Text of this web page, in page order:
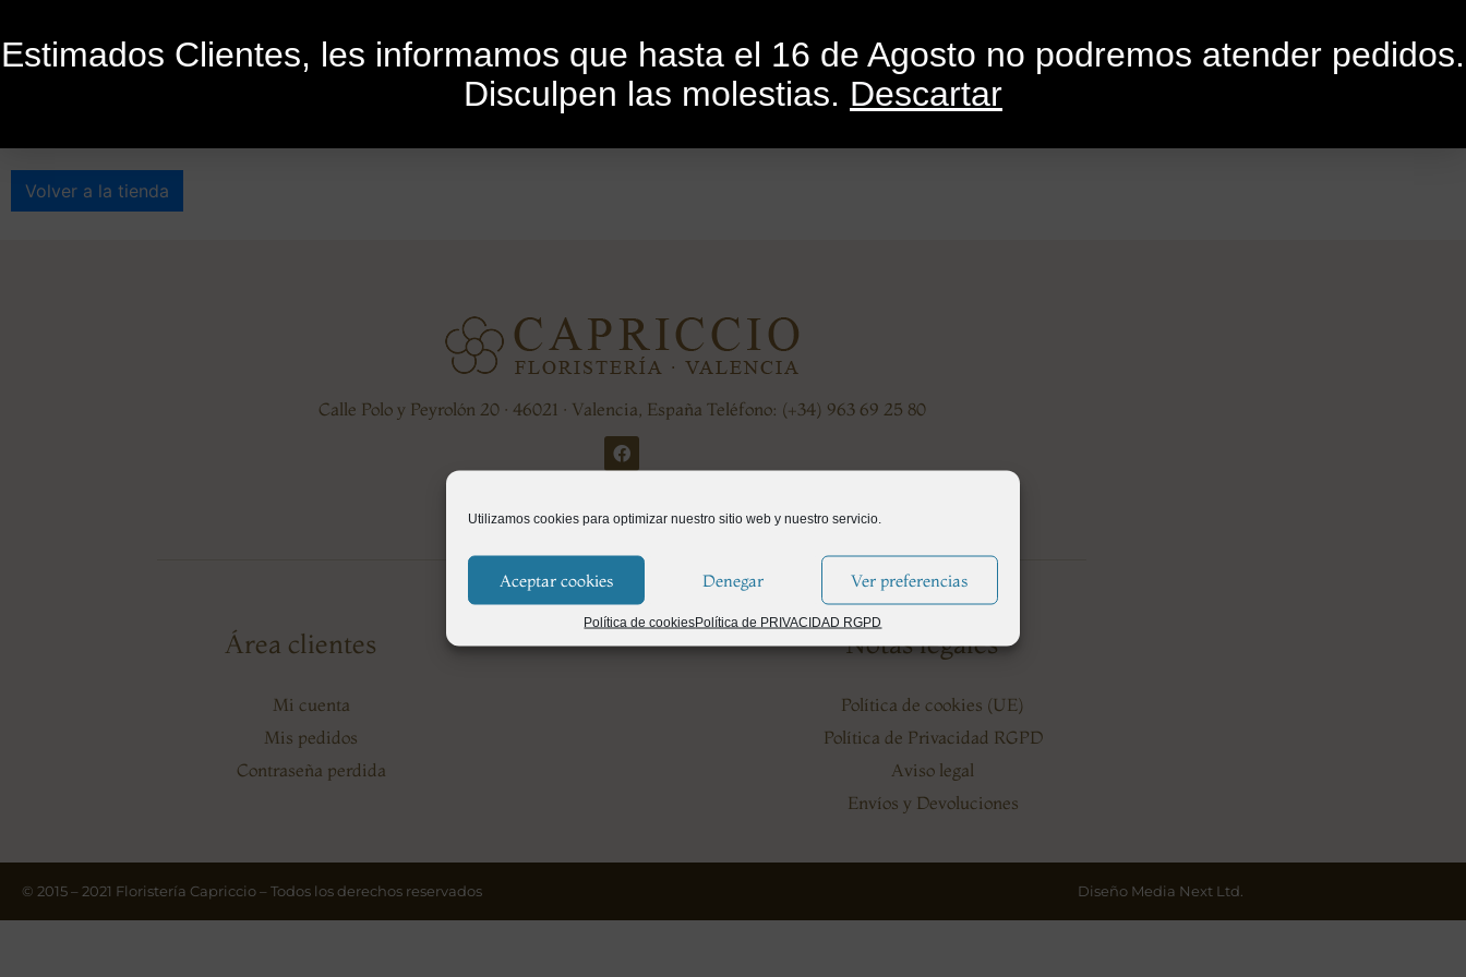
Utilizamos cookies para optimizar nuestro sitio web y nuestro servicio.
Aceptar cookies Denegar Ver preferencias
Política de cookiesPolítica de PRIVACIDAD RGPD
Estimados Clientes, les informamos que hasta el 16 de Agosto no podremos atender pedidos.
Disculpen las molestias. Descartar
Volver a la tienda
Calle Polo y Peyrolón 20 · 46021 · Valencia, España Teléfono: (+34) 963 69 25 80
Área clientes
Mi cuenta
Mis pedidos
Contraseña perdida
Notas legales
Política de cookies (UE)
Política de Privacidad RGPD
Aviso legal
Envíos y Devoluciones
© 2015 – 2021 Floristería Capriccio – Todos los derechos reservados Diseño Media Next Ltd.